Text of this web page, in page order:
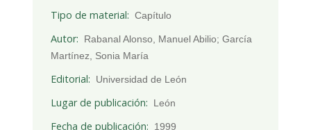
Tipo de material Capítulo
Autor
Rabanal Alonso, Manuel Abilio; García
Martínez, Sonia María
Editorial Universidad de León
Lugar de publicación León
Fecha de publicación 1999